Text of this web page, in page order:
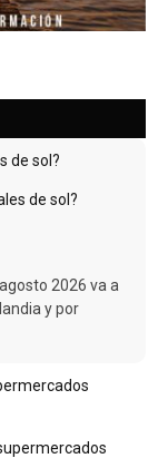
de sol?
2026 va a
y por